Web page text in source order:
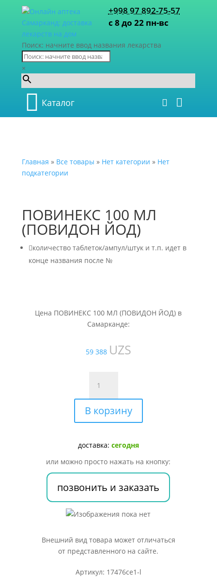
+998 97 892-75-57
с 8 до 22 пн-вс
Поиск: начните ввод названия лекарства
×
Каталог
Главная » Все товары » Нет категории » Нет
подкатегории
ПОВИНЕКС 100 МЛ
(ПОВИДОН ЙОД)
количество таблеток/ампул/штук и т.п. идет в
конце названия после №
Цена ПОВИНЕКС 100 МЛ (ПОВИДОН ЙОД) в
Самарканде:
59 388 UZS
товара
ПОВИНЕКС
100
МЛ
ЙОД)
В корзину
доставка: сегодня
или можно просто нажать на кнопку:
позвонить и заказать
Внешний вид товара может отличаться
от представленного на сайте.
Артикул: 17476ce1-l